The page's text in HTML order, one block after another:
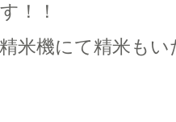
！！
米機にて精米も